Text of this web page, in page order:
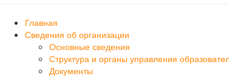
Главная
Сведения об организации
Основные сведения
Структура и органы управления
Документы